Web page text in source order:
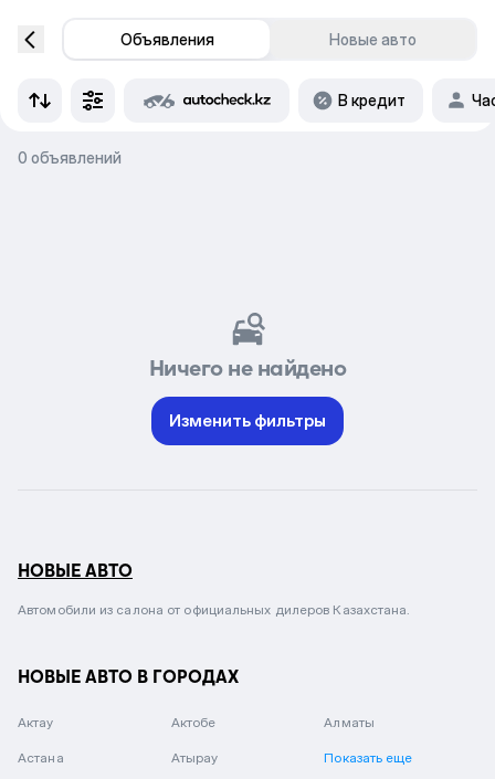
Объявления Новые авто
В кредит
0 объявлений
Ничего не найдено
Изменить фильтры
НОВЫЕ АВТО
Автомобили из салона от официальных дилеров Казахстана.
НОВЫЕ АВТО В ГОРОДАХ
Актау Актобе Алматы
Астана Атырау Показать еще